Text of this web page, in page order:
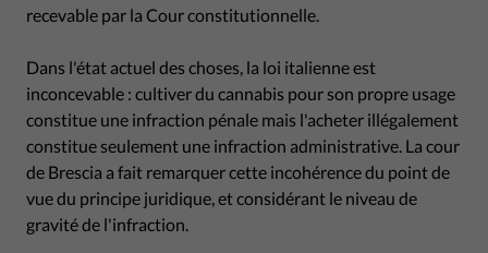
recevable par la Cour constitutionnelle.
Dans l'état actuel des choses, la loi italienne est
inconcevable : cultiver du cannabis pour son propre usage
constitue une infraction pénale mais l'acheter illégalement
constitue seulement une infraction administrative. La cour
de Brescia a fait remarquer cette incohérence du point de
vue du principe juridique, et considérant le niveau de
gravité de l'infraction.